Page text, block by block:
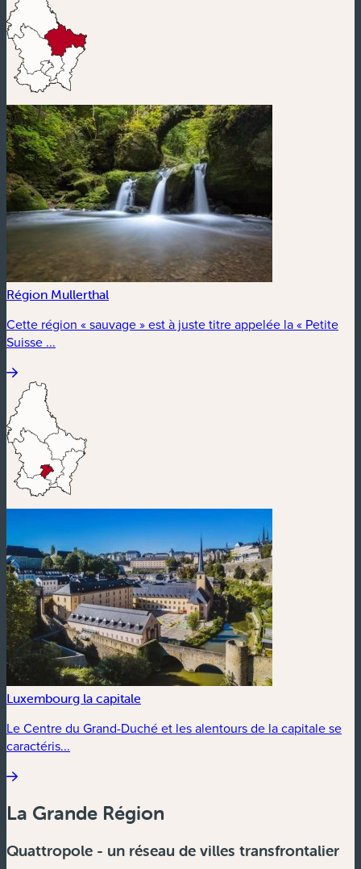
Région Mullerthal
Cette région « sauvage » est à juste titre appelée la « Petite
Suisse ...
Luxembourg la capitale
Le Centre du Grand-Duché et les alentours de la capitale se
caractéris...
La Grande Région
Quattropole - un réseau de villes transfrontalier